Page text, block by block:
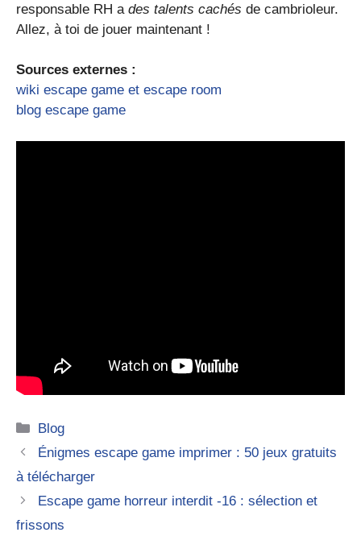
responsable RH a des talents cachés de cambrioleur.
Allez, à toi de jouer maintenant !
Sources externes :
wiki escape game et escape room
blog escape game
Catégories
Blog
Énigmes escape game imprimer : 50 jeux gratuits
à télécharger
Escape game horreur interdit -16 : sélection et
frissons